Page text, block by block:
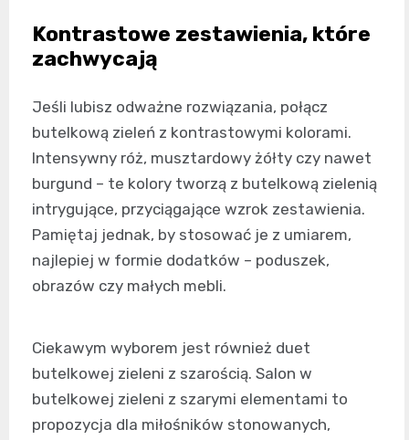
Kontrastowe zestawienia, które
zachwycają
Jeśli lubisz odważne rozwiązania, połącz
butelkową zieleń z kontrastowymi kolorami.
Intensywny róż, musztardowy żółty czy nawet
burgund – te kolory tworzą z butelkową zielenią
intrygujące, przyciągające wzrok zestawienia.
Pamiętaj jednak, by stosować je z umiarem,
najlepiej w formie dodatków – poduszek,
obrazów czy małych mebli.
Ciekawym wyborem jest również duet
butelkowej zieleni z szarością. Salon w
butelkowej zieleni z szarymi elementami to
propozycja dla miłośników stonowanych,